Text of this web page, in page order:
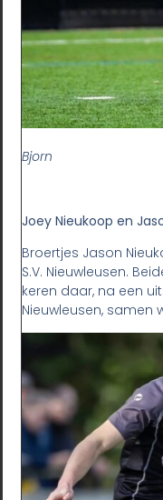
Bjorn
Joey Nieukoop en
Broertjes Jason
S.V. Nieuwleusen.
keren daar, na een
Nieuwleusen, samen